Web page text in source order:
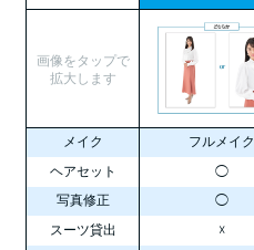
画像をタップで
拡大します
メイク フルメイク
ヘアセット
◯
写真修正
◯
スーツ貸出
☓